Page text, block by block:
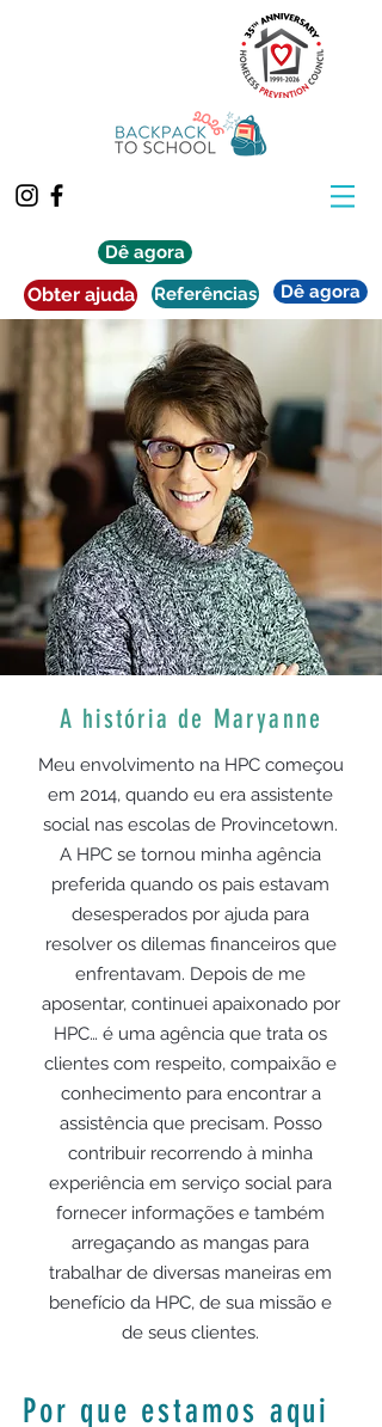
Dê agora
Obter ajuda Referências Dê agora
A história de Maryanne
Meu envolvimento na HPC começou
em 2014, quando eu era assistente
social nas escolas de Provincetown.
A HPC se tornou minha agência
preferida quando os pais estavam
desesperados por ajuda para
resolver os dilemas financeiros que
enfrentavam. Depois de me
aposentar, continuei apaixonado por
HPC… é uma agência que trata os
clientes com respeito, compaixão e
conhecimento para encontrar a
assistência que precisam. Posso
contribuir recorrendo à minha
experiência em serviço social para
fornecer informações e também
arregaçando as mangas para
trabalhar de diversas maneiras em
benefício da HPC, de sua missão e
de seus clientes.
Por que estamos aqui